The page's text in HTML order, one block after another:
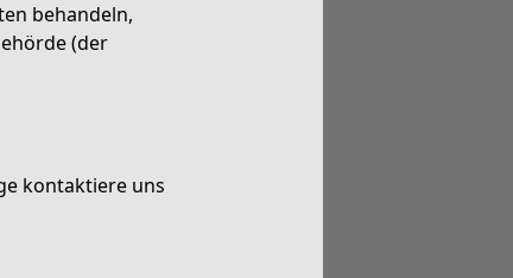
behandeln,
(der
kontaktiere uns